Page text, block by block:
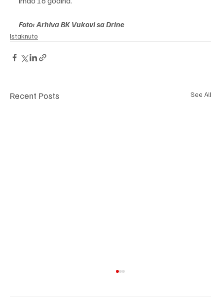
Foto: Arhiva BK Vukovi sa Drine
Istaknuto
Recent Posts See All